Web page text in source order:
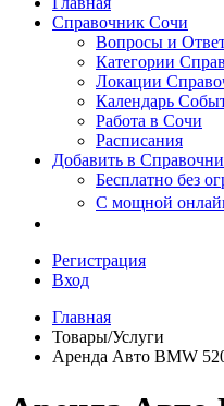
Справочник Сочи
Вопросы и
Категории
Локации
Календарь
Работа в Сочи
Расписания
Добавить в
Бесплатно без
С мощной
Регистрация
Вход
Главная
Товары/Услуги
Аренда Авто BMW